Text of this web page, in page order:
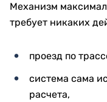
Механизм
требует никаких
проезд по
система сама
расчета,